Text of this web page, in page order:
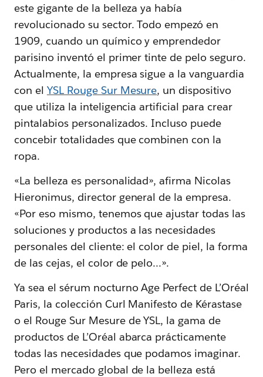
este gigante de la belleza ya había
revolucionado su sector. Todo empezó en
1909, cuando un químico y emprendedor
parisino inventó el primer tinte de pelo seguro.
Actualmente, la empresa sigue a la vanguardia
con el YSL Rouge Sur Mesure, un dispositivo
que utiliza la inteligencia artificial para crear
pintalabios personalizados. Incluso puede
concebir totalidades que combinen con la
ropa.
«La belleza es personalidad», afirma Nicolas
Hieronimus, director general de la empresa.
«Por eso mismo, tenemos que ajustar todas las
soluciones y productos a las necesidades
personales del cliente: el color de piel, la forma
de las cejas, el color de pelo...».
Ya sea el sérum nocturno Age Perfect de L’Oréal
Paris, la colección Curl Manifesto de Kérastase
o el Rouge Sur Mesure de YSL, la gama de
productos de L’Oréal abarca prácticamente
todas las necesidades que podamos imaginar.
Pero el mercado global de la belleza está